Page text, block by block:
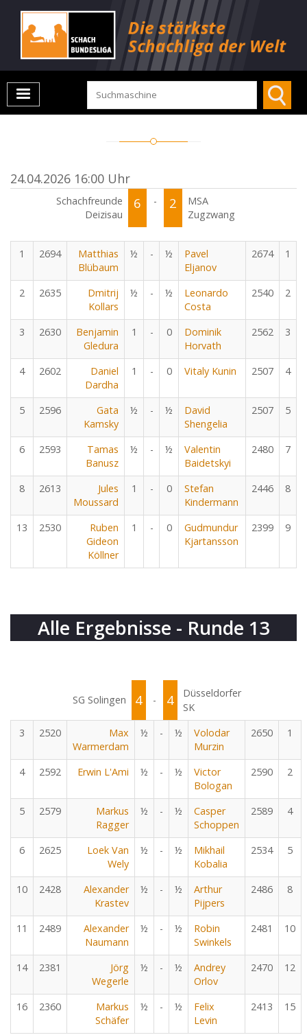
24.04.2026 16:00 Uhr
Schachfreunde
Deizisau
6 - 2
MSA
Zugzwang
1 2694
Matthias
Blübaum
½ - ½
Pavel
Eljanov
2674 1
2 2635
Dmitrij
Kollars
½ - ½
Leonardo
Costa
2540 2
3 2630
Benjamin
Gledura
1 - 0
Dominik
Horvath
2562 3
4 2602
Daniel
Dardha
1 - 0 Vitaly Kunin 2507 4
5 2596
Gata
Kamsky
½ - ½
David
Shengelia
2507 5
6 2593
Tamas
Banusz
½ - ½
Valentin
Baidetskyi
2480 7
8 2613
Jules
Moussard
1 - 0
Stefan
Kindermann
2446 8
13 2530
Ruben
Gideon
Köllner
1 - 0
Gudmundur
Kjartansson
2399 9
Alle Ergebnisse - Runde 13
SG Solingen 4 - 4
Düsseldorfer
SK
3
2520
Max
Warmerdam
½ - ½
Volodar
Murzin
2650 1
4 2592 Erwin L'Ami ½ - ½
Victor
Bologan
2590 2
5 2579
Markus
Ragger
½ - ½
Casper
Schoppen
2589 4
6 2625
Loek Van
Wely
½ - ½
Mikhail
Kobalia
2534 5
10 2428
Alexander
Krastev
½ - ½
Arthur
Pijpers
2486 8
11 2489
Alexander
Naumann
½ - ½
Robin
Swinkels
2481 10
14 2381
Jörg
Wegerle
½ - ½
Andrey
Orlov
2470 12
16 2360
Markus
Schäfer
½ - ½
Felix
Levin
2413 15